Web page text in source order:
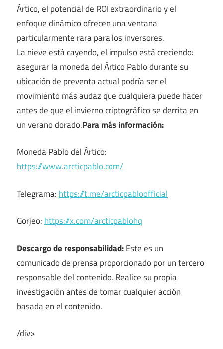
Ártico, el potencial de ROI extraordinario y el
enfoque dinámico ofrecen una ventana
particularmente rara para los inversores.
La nieve está cayendo, el impulso está creciendo:
asegurar la moneda del Ártico Pablo durante su
ubicación de preventa actual podría ser el
movimiento más audaz que cualquiera puede hacer
antes de que el invierno criptográfico se derrita en
un verano dorado.Para más información:
Moneda Pablo del Ártico:
https://www.arcticpablo.com/
Telegrama: https://t.me/arcticpabloofficial
Gorjeo: https://x.com/arcticpablohq
Descargo de responsabilidad:Este es un
comunicado de prensa proporcionado por un tercero
responsable del contenido. Realice su propia
investigación antes de tomar cualquier acción
basada en el contenido.
/div>